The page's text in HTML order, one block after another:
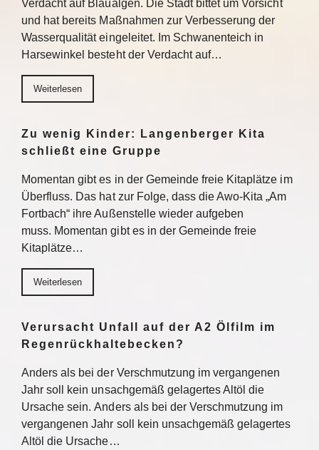
Verdacht auf Blaualgen. Die Stadt bittet um Vorsicht
und hat bereits Maßnahmen zur Verbesserung der
Wasserqualität eingeleitet. Im Schwanenteich in
Harsewinkel besteht der Verdacht auf…
Weiterlesen
Zu wenig Kinder: Langenberger Kita
schließt eine Gruppe
Momentan gibt es in der Gemeinde freie Kitaplätze im
Überfluss. Das hat zur Folge, dass die Awo-Kita „Am
Fortbach“ ihre Außenstelle wieder aufgeben
muss. Momentan gibt es in der Gemeinde freie
Kitaplätze…
Weiterlesen
Verursacht Unfall auf der A2 Ölfilm im
Regenrückhaltebecken?
Anders als bei der Verschmutzung im vergangenen
Jahr soll kein unsachgemäß gelagertes Altöl die
Ursache sein. Anders als bei der Verschmutzung im
vergangenen Jahr soll kein unsachgemäß gelagertes
Altöl die Ursache…